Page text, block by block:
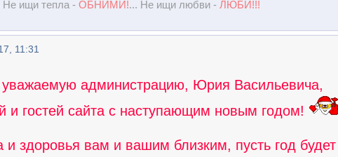
Не ищи тепла - ОБНИМИ!... Не ищи любви - ЛЮБИ!!!
11:31
администрацию, Юрия Васильевича,
и гостей сайта с наступающим новым годом!
здоровья вам и вашим близким, пусть год будет